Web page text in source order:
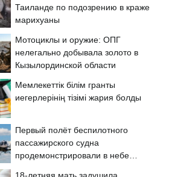
Таиланде по подозрению в краже
марихуаны
Мотоциклы и оружие: ОПГ
нелегально добывала золото в
Кызылординской области
Мемлекеттік білім гранты
иегерлерінің тізімі жария болды
Первый полёт беспилотного
пассажирского судна
продемонстрировали в небе